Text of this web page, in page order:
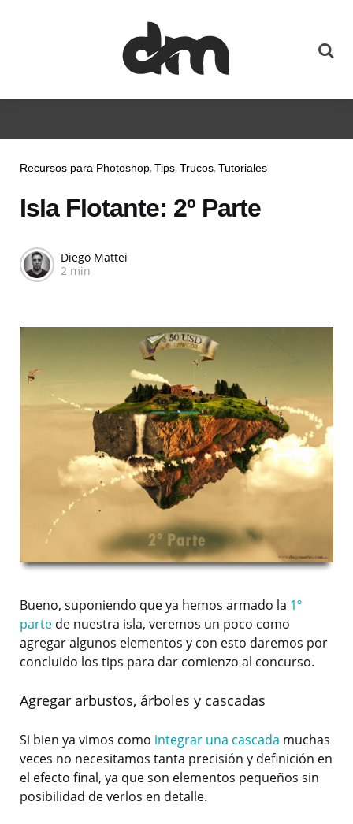
Recursos para Photoshop Tips Trucos Tutoriales
Isla Flotante: 2º Parte
Diego Mattei
2 min
Bueno, suponiendo que ya hemos armado la 1º
parte de nuestra isla, veremos un poco como
agregar algunos elementos y con esto daremos por
concluido los tips para dar comienzo al concurso.
Agregar arbustos, árboles y cascadas
Si bien ya vimos como integrar una cascada muchas
veces no necesitamos tanta precisión y definición en
el efecto final, ya que son elementos pequeños sin
posibilidad de verlos en detalle.